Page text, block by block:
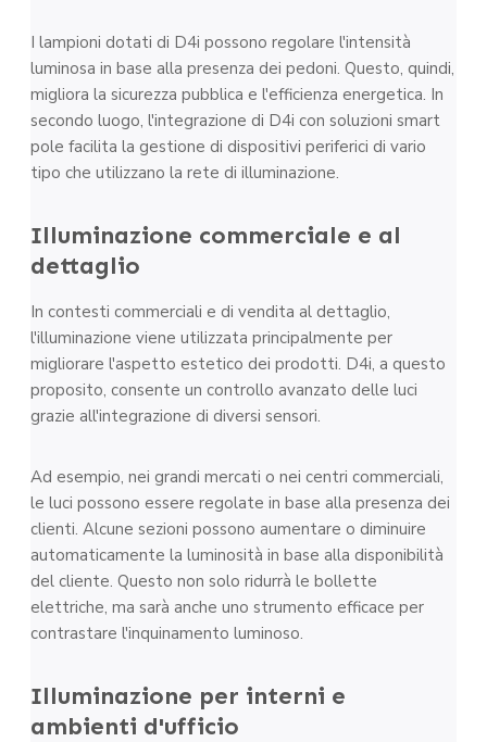
I lampioni dotati di D4i possono regolare l'intensità
luminosa in base alla presenza dei pedoni. Questo, quindi,
migliora la sicurezza pubblica e l'efficienza energetica. In
secondo luogo, l'integrazione di D4i con soluzioni smart
pole facilita la gestione di dispositivi periferici di vario
tipo che utilizzano la rete di illuminazione.
Illuminazione commerciale e al
dettaglio
In contesti commerciali e di vendita al dettaglio,
l'illuminazione viene utilizzata principalmente per
migliorare l'aspetto estetico dei prodotti. D4i, a questo
proposito, consente un controllo avanzato delle luci
grazie all'integrazione di diversi sensori.
Ad esempio, nei grandi mercati o nei centri commerciali,
le luci possono essere regolate in base alla presenza dei
clienti. Alcune sezioni possono aumentare o diminuire
automaticamente la luminosità in base alla disponibilità
del cliente. Questo non solo ridurrà le bollette
elettriche, ma sarà anche uno strumento efficace per
contrastare l'inquinamento luminoso.
Illuminazione per interni e
ambienti d'ufficio